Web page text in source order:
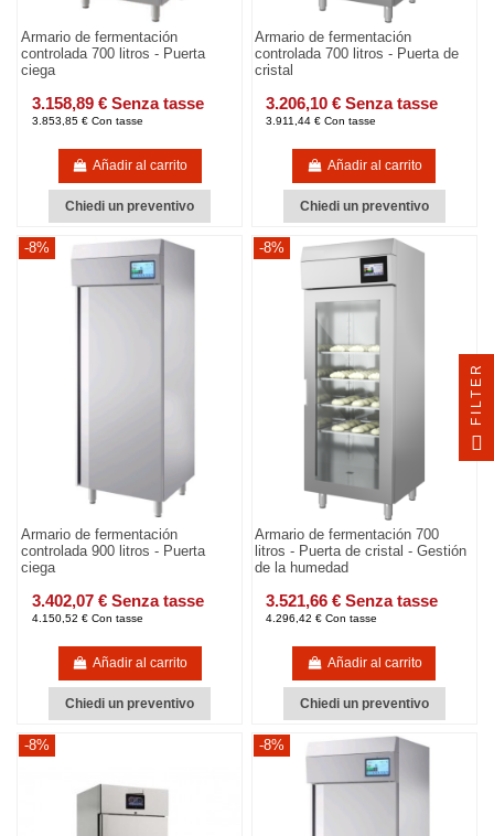
Armario de fermentación
controlada 700 litros - Puerta
ciega
3.158,89 € Senza tasse
3.853,85 € Con tasse
Añadir al carrito
Chiedi un preventivo
Armario de fermentación
controlada 700 litros - Puerta de
cristal
3.206,10 € Senza tasse
3.911,44 € Con tasse
Añadir al carrito
Chiedi un preventivo
-8%
Armario de fermentación
controlada 900 litros - Puerta
ciega
3.402,07 € Senza tasse
4.150,52 € Con tasse
Añadir al carrito
Chiedi un preventivo
-8%
Armario de fermentación 700
litros - Puerta de cristal - Gestión
de la humedad
3.521,66 € Senza tasse
4.296,42 € Con tasse
Añadir al carrito
Chiedi un preventivo
-8% -8%
FILTER